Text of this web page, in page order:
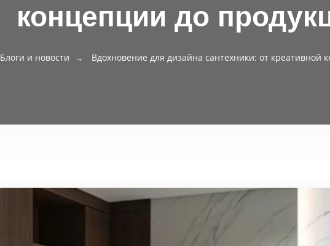
концепции до
Блоги и новости Вдохновение для дизайна сантехники: от креативной